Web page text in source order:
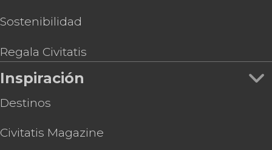
Sostenibilidad
Regala Civitatis
Inspiración
Destinos
Civitatis Magazine